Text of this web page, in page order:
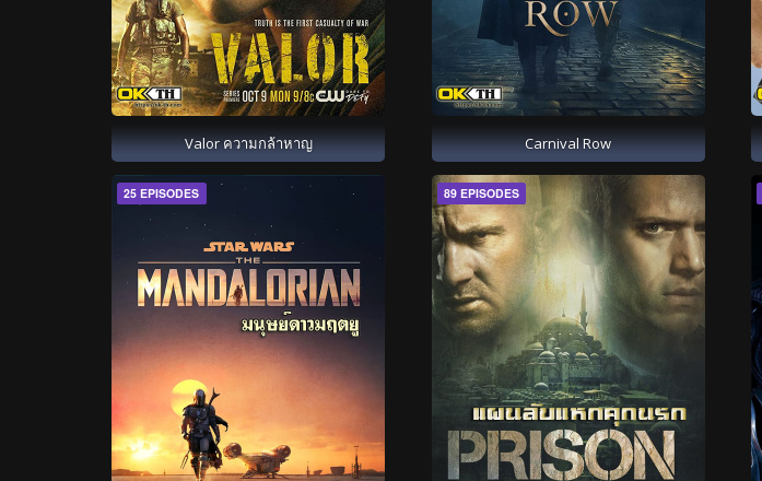
Valor ความกล้าหาญ Carnival Row
25 EPISODES 89 EPISODES